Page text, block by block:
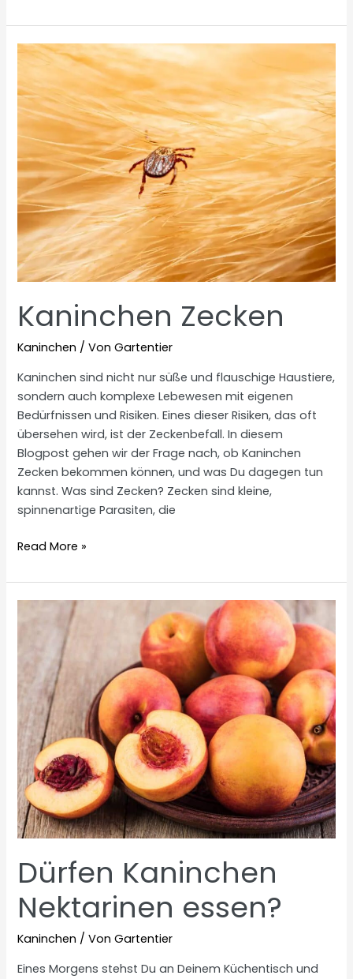
Ananas
essen?
Kaninchen Zecken
Kaninchen / VonGartentier
Kaninchen sind nicht nur süße und flauschige Haustiere,
sondern auch komplexe Lebewesen mit eigenen
Bedürfnissen und Risiken. Eines dieser Risiken, das oft
übersehen wird, ist der Zeckenbefall. In diesem
Blogpost gehen wir der Frage nach, ob Kaninchen
Zecken bekommen können, und was Du dagegen tun
kannst. Was sind Zecken? Zecken sind kleine,
spinnenartige Parasiten, die
Kaninchen
Read More »
Dürfen Kaninchen
Nektarinen essen?
Kaninchen / VonGartentier
Eines Morgens stehst Du an Deinem Küchentisch und